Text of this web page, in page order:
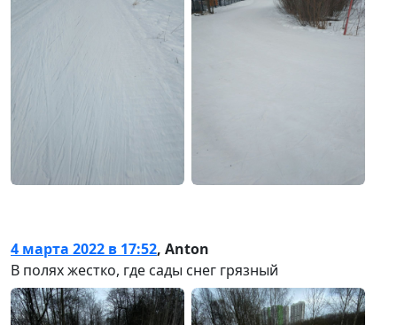
4 марта 2022 в 17:52, Anton
В полях жестко, где сады снег грязный